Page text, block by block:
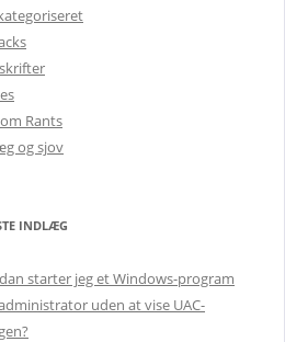
Rants
og sjov
INDLÆG
starter jeg et Windows-program
uden at vise UAC-